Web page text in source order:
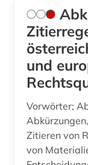
und
Vorwörter; Abkürzungs- und Zitierregeln: A.
Abkürzungen, B. Grundsätze für Zitate, C. Das
Zitieren von
von Materialien, E. Das